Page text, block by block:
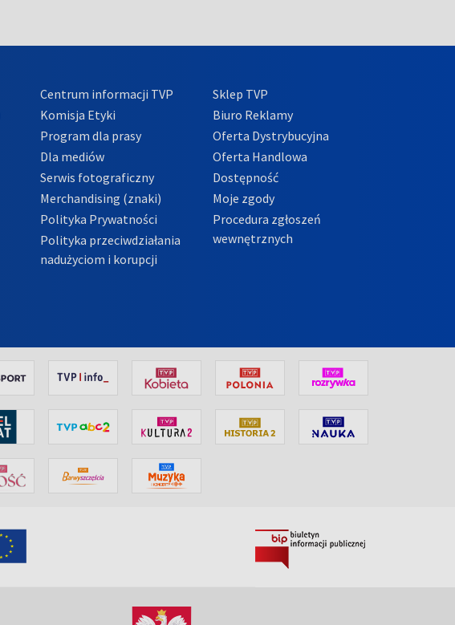
Centrum informacji TVP
Komisja Etyki
Program dla prasy
Dla mediów
Serwis fotograficzny
Merchandising (znaki)
Polityka Prywatności
Polityka przeciwdziałania
nadużyciom i korupcji
Sklep TVP
Biuro Reklamy
Oferta Dystrybucyjna
Oferta Handlowa
Dostępność
Moje zgody
Procedura zgłoszeń
wewnętrznych